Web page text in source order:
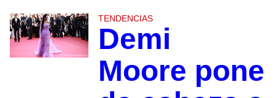
TENDENCIAS
Demi
Moore pone